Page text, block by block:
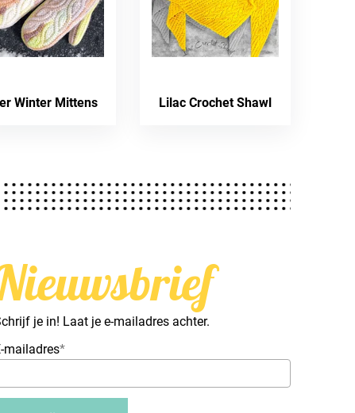
Winter Mittens Lilac Crochet Shawl
je in! Laat je e-mailadres achter.
mailadres*